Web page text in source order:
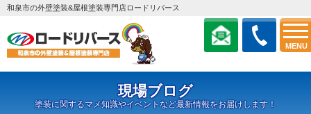
MENU
和泉市の外壁塗装&屋根塗装専門店ロードリバース
現場ブログ
塗装に関するマメ知識やイベントなど最新情報をお届けします！